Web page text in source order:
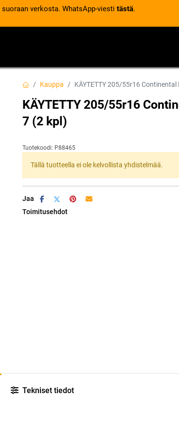
suoraan verkosta. WhatsApp-viesti tästä.
Kauppa KÄYTETTY 205/55r16
KÄYTETTY 205/55r16
7 (2 kpl)
Tuotekoodi: P88465
Tällä tuotteella ei ole kelvollista yhdistelmää.
Jaa
Toimitusehdot
Tekniset tiedot